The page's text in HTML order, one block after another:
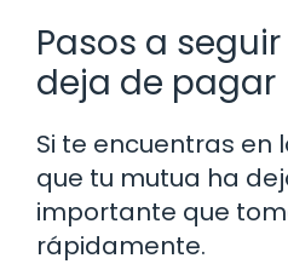
Pasos a
deja de pagar
Si te encuentras en
que tu mutua ha
importante que
rápidamente.